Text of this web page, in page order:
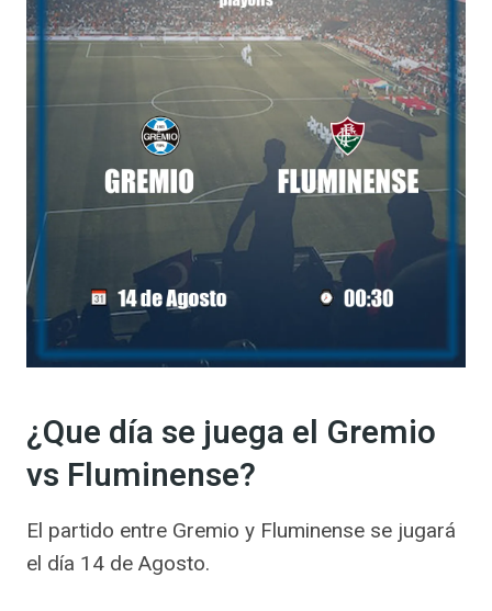
¿Que día se juega el Gremio
vs Fluminense?
El partido entre Gremio y Fluminense se jugará
el día 14 de Agosto.